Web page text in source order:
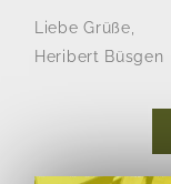
Liebe Grüße,
Heribert Büsgen